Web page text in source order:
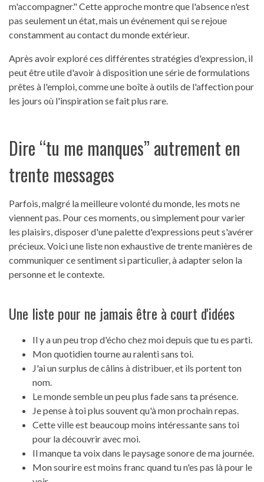
m'accompagner." Cette approche montre que l'absence n'est
pas seulement un état, mais un événement qui se rejoue
constamment au contact du monde extérieur.
Après avoir exploré ces différentes stratégies d'expression, il
peut être utile d'avoir à disposition une série de formulations
prêtes à l'emploi, comme une boîte à outils de l'affection pour
les jours où l'inspiration se fait plus rare.
Dire “tu me manques” autrement en
trente messages
Parfois, malgré la meilleure volonté du monde, les mots ne
viennent pas. Pour ces moments, ou simplement pour varier
les plaisirs, disposer d'une palette d'expressions peut s'avérer
précieux. Voici une liste non exhaustive de trente manières de
communiquer ce sentiment si particulier, à adapter selon la
personne et le contexte.
Une liste pour ne jamais être à court d'idées
Il y a un peu trop d'écho chez moi depuis que tu es parti.
Mon quotidien tourne au ralenti sans toi.
J'ai un surplus de câlins à distribuer, et ils portent ton
nom.
Le monde semble un peu plus fade sans ta présence.
Je pense à toi plus souvent qu'à mon prochain repas.
Cette ville est beaucoup moins intéressante sans toi
pour la découvrir avec moi.
Il manque ta voix dans le paysage sonore de ma journée.
Mon sourire est moins franc quand tu n'es pas là pour le